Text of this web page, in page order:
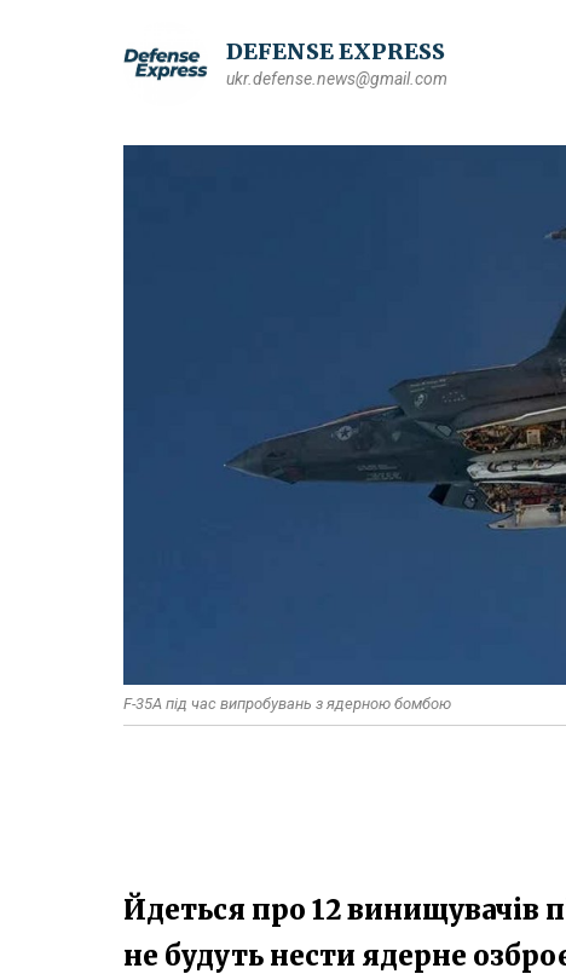
DEFENSE EXPRESS
ukr.defense.news@gmail.com
F-35A під час випробувань з ядерною бомбою
Йдеться про 12 винищувачів
не будуть нести ядерне